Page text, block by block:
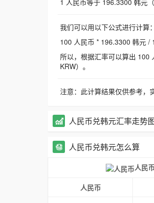
1 人民币等于 196.3300 韩元
我们可以用以下公式进行计算：
100 人民币 * 196.3300 韩元 /
所以，根据汇率可以算出 100
KRW）。
注意：此计算结果仅供参考，
人民币兑韩元汇率走势
人民币兑韩元怎么算
人民
人民币